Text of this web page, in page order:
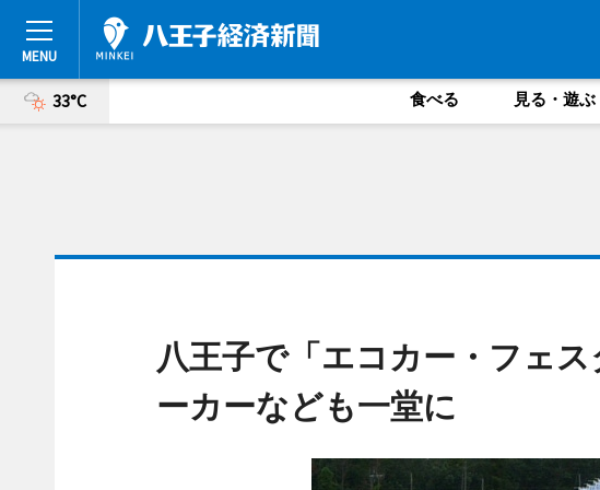
33°C 食べる 見る・遊ぶ
八王子で「エコカー・フェ
ーカーなども一堂に